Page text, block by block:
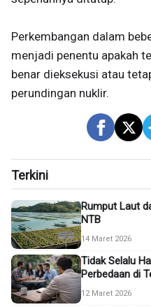
Perkembangan dalam
menjadi penentu apakah
benar dieksekusi atau
perundingan nuklir.
Terkini
Rumput Laut
NTB
14 Maret 2026
Tidak Selalu
Perbedaan di
12 Maret 2026